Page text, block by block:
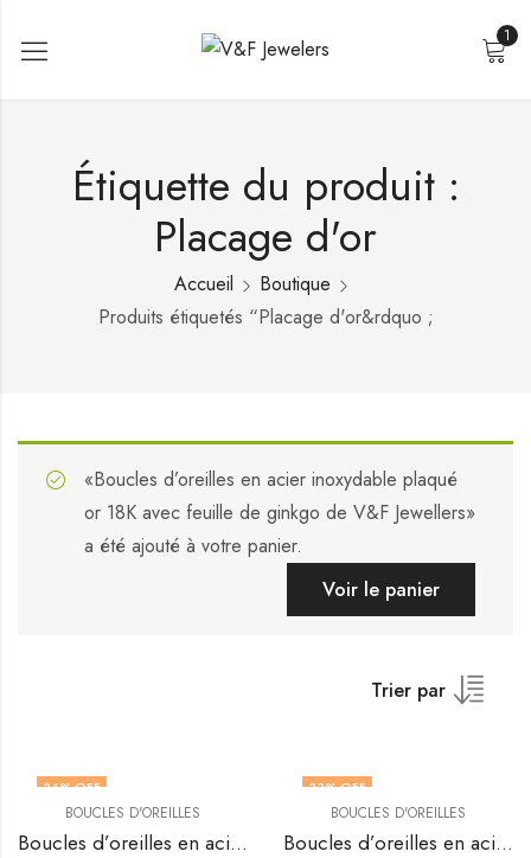
1
Étiquette du produit :
Placage d'or
Accueil
Boutique
Produits étiquetés “Placage d'or&rdquo ;
«Boucles d’oreilles en acier inoxydable plaqué
or 18K avec feuille de ginkgo de V&F Jewellers»
a été ajouté à votre panier.
Voir le panier
Trier par
34% OFF
BOUCLES D'OREILLES
Boucles d’oreilles en acier inoxydable plaqué or 18 carats de V&F Jewelers
33% OFF
BOUCLES D'OREILLES
Boucles d’oreilles en acier inoxydable plaqué or 18 carats de V&F Jewelers